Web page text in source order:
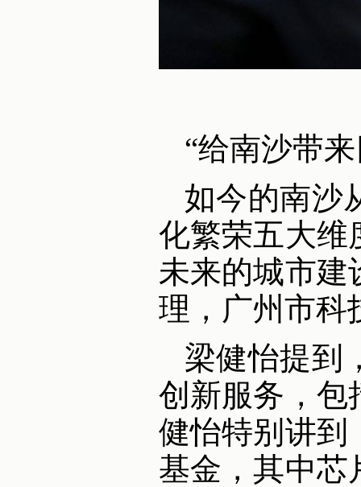
“给南沙带
如今的南沙
化繁荣五大维
未来的城市建
理，广州市科
梁健怡提到
创新服务，包
健怡特别讲到
基金，其中芯